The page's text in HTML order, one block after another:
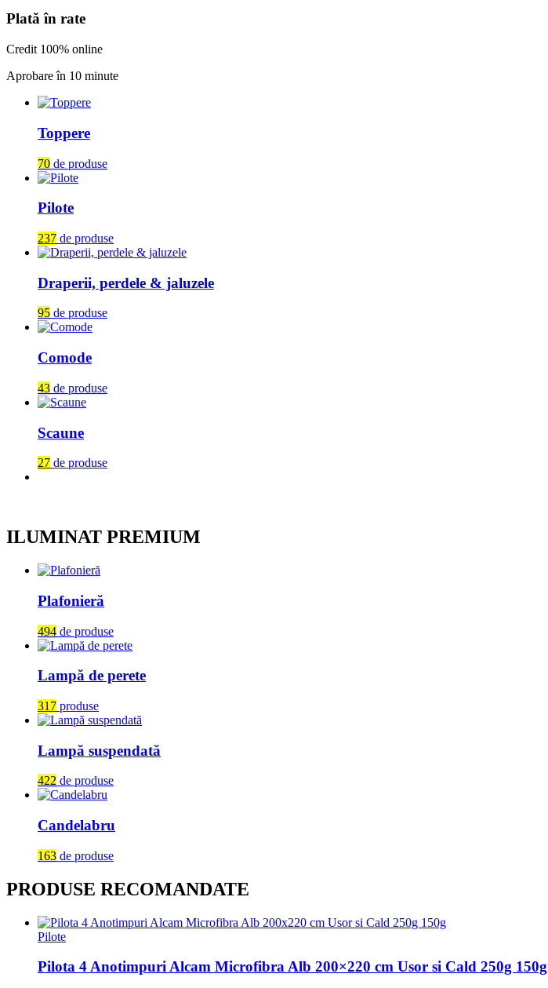
Plată în rate
Credit 100% online
Aprobare în 10 minute
Toppere
70 de produse
Pilote
237 de produse
Draperii, perdele & jaluzele
95 de produse
Comode
43 de produse
Scaune
27 de produse
ILUMINAT PREMIUM
Plafonieră
494 de produse
Lampă de perete
317 produse
Lampă suspendată
422 de produse
Candelabru
163 de produse
PRODUSE RECOMANDATE
Pilote
Pilota 4 Anotimpuri Alcam Microfibra Alb 200×220 cm Usor si Cald 250g 150g